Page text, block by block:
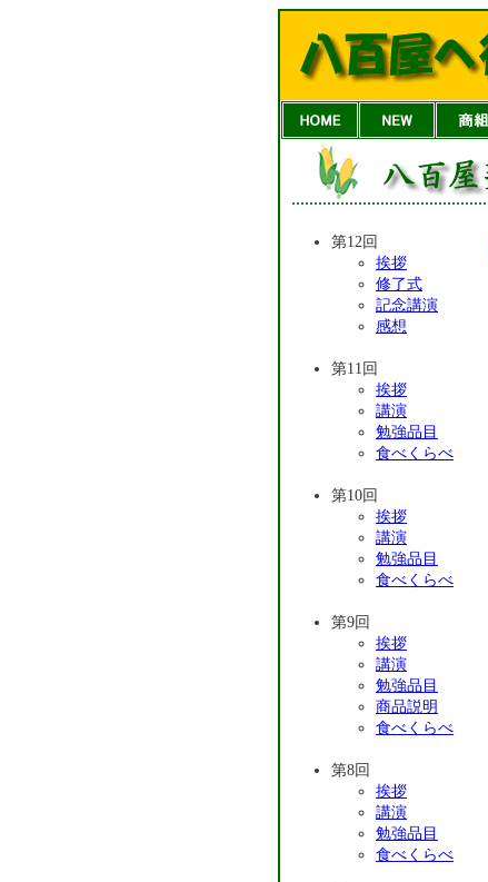
第12回
挨拶
修了式
記念講演
感想
第11回
挨拶
講演
勉強品目
食べくらべ
第10回
挨拶
講演
勉強品目
食べくらべ
第9回
挨拶
講演
勉強品目
商品説明
食べくらべ
第8回
挨拶
講演
勉強品目
食べくらべ